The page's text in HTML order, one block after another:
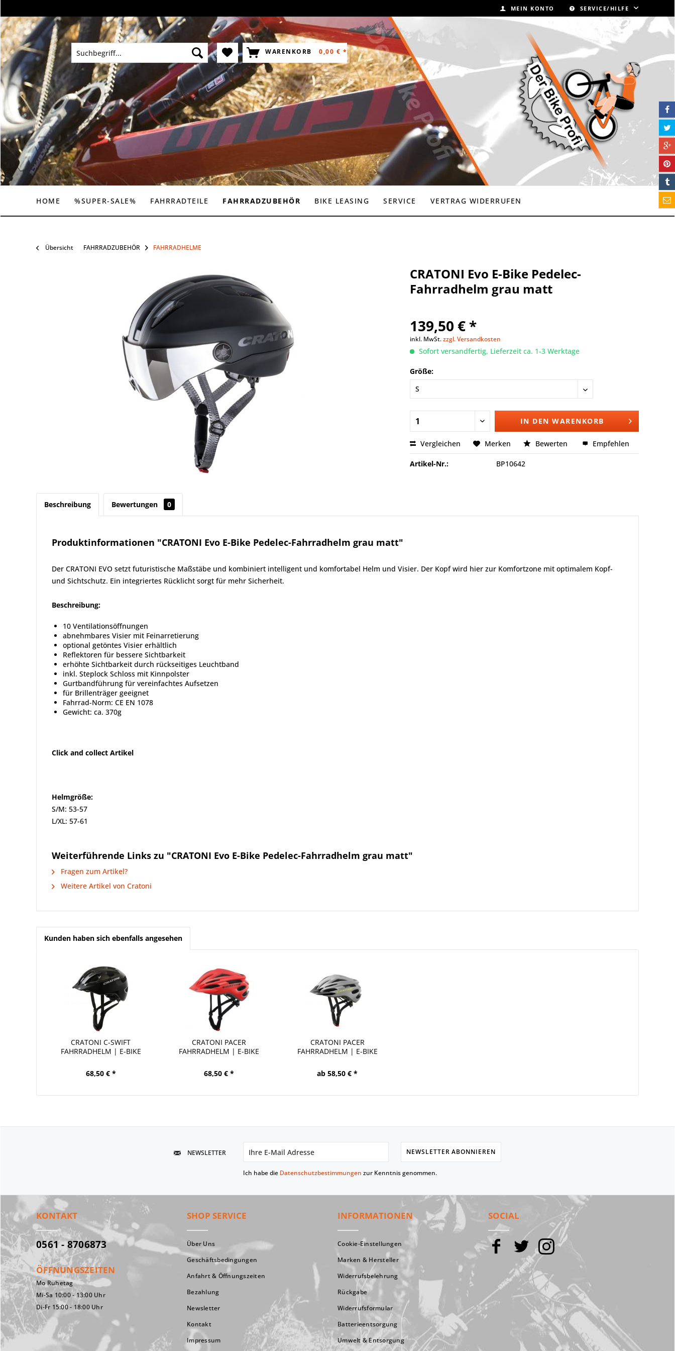
MEIN KONTO SERVICE/HILFE
WARENKORB 0,00 € *
HOME %SUPER-SALE% FAHRRADTEILE FAHRRADZUBEHÖR BIKE LEASING SERVICE VERTRAG WIDERRUFEN
Übersicht FAHRRADZUBEHÖR FAHRRADHELME
CRATONI Evo E-Bike Pedelec-
Fahrradhelm grau matt
139,50 € *
inkl. MwSt.zzgl. Versandkosten
Sofort versandfertig, Lieferzeit ca. 1-3 Werktage
Größe:
IN DEN WARENKORB
Vergleichen Merken Bewerten Empfehlen
Artikel-Nr.: BP10642
Beschreibung Bewertungen 0
Produktinformationen "CRATONI Evo E-Bike Pedelec-Fahrradhelm grau matt"
Der CRATONI EVO setzt futuristische Maßstäbe und kombiniert intelligent und komfortabel Helm und Visier. Der Kopf wird hier zur Komfortzone mit optimalem Kopf-
und Sichtschutz. Ein integriertes Rücklicht sorgt für mehr Sicherheit.
Beschreibung:
10 Ventilationsöffnungen
abnehmbares Visier mit Feinarretierung
optional getöntes Visier erhältlich
Reflektoren für bessere Sichtbarkeit
erhöhte Sichtbarkeit durch rückseitiges Leuchtband
inkl. Steplock Schloss mit Kinnpolster
Gurtbandführung für vereinfachtes Aufsetzen
für Brillenträger geeignet
Fahrrad-Norm: CE EN 1078
Gewicht: ca. 370g
Click and collect Artikel
Helmgröße:
S/M: 53-57
L/XL: 57-61
Weiterführende Links zu "CRATONI Evo E-Bike Pedelec-Fahrradhelm grau matt"
Fragen zum Artikel?
Weitere Artikel von Cratoni
Kunden haben sich ebenfalls angesehen
CRATONI C-SWIFT
FAHRRADHELM | E-BIKE
68,50 € *
CRATONI PACER
FAHRRADHELM | E-BIKE
68,50 € *
CRATONI PACER
FAHRRADHELM | E-BIKE
ab 58,50 € *
NEWSLETTER NEWSLETTER ABONNIEREN
Ich habe die Datenschutzbestimmungen zur Kenntnis genommen.
KONTAKT
0561 - 8706873
ÖFFNUNGSZEITEN
Mo Ruhetag
Mi-Sa 10:00 - 13:00 Uhr
Di-Fr 15:00 - 18:00 Uhr
SHOP SERVICE
Über Uns
Geschäftsbedingungen
Anfahrt & Öffnungszeiten
Bezahlung
Newsletter
Kontakt
Impressum
INFORMATIONEN
Cookie-Einstellungen
Marken & Hersteller
Widerrufsbelehrung
Rückgabe
Widerrufsformular
Batterieentsorgung
Umwelt & Entsorgung
SOCIAL